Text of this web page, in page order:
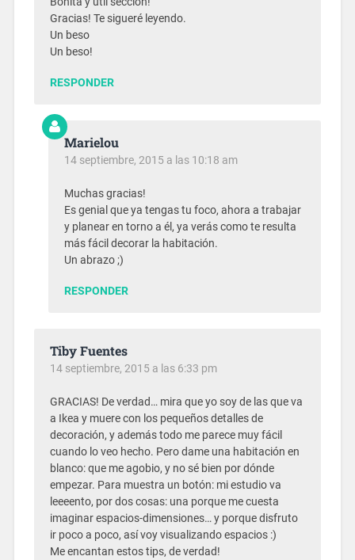
Gracias! Te sigueré leyendo.
Un beso
Un beso!
RESPONDER
Marielou
14 septiembre, 2015 a las 10:18 am
Muchas gracias!
Es genial que ya tengas tu foco, ahora a trabajar
y planear en torno a él, ya verás como te resulta
más fácil decorar la habitación.
Un abrazo ;)
RESPONDER
Tiby Fuentes
14 septiembre, 2015 a las 6:33 pm
GRACIAS! De verdad… mira que yo soy de las que va
a Ikea y muere con los pequeños detalles de
decoración, y además todo me parece muy fácil
cuando lo veo hecho. Pero dame una habitación en
blanco: que me agobio, y no sé bien por dónde
empezar. Para muestra un botón: mi estudio va
leeeento, por dos cosas: una porque me cuesta
imaginar espacios-dimensiones… y porque disfruto
ir poco a poco, así voy visualizando espacios :)
Me encantan estos tips, de verdad!